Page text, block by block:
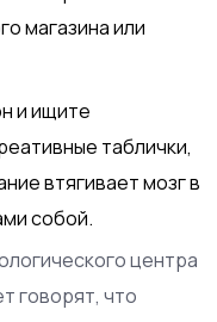
магазина или
и ищите
таблички,
втягивает мозг в
собой.
центра
говорят, что